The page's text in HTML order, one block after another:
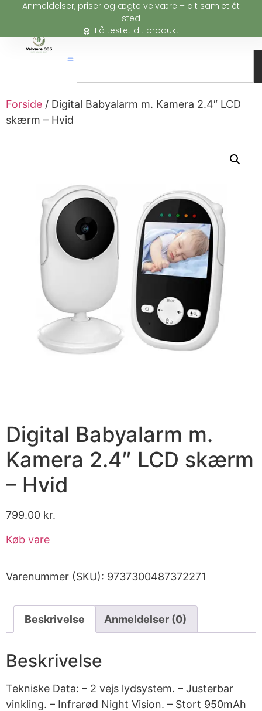
Anmeldelser, priser og ægte velvære – alt samlet ét
sted
Få testet dit produkt
Forside / Digital Babyalarm m. Kamera 2.4″ LCD
skærm – Hvid
Digital Babyalarm m.
Kamera 2.4″ LCD skærm
– Hvid
799.00 kr.
Køb vare
Varenummer (SKU): 9737300487372271
Beskrivelse Anmeldelser (0)
Beskrivelse
Tekniske Data: – 2 vejs lydsystem. – Justerbar
vinkling. – Infrarød Night Vision. – Stort 950mAh